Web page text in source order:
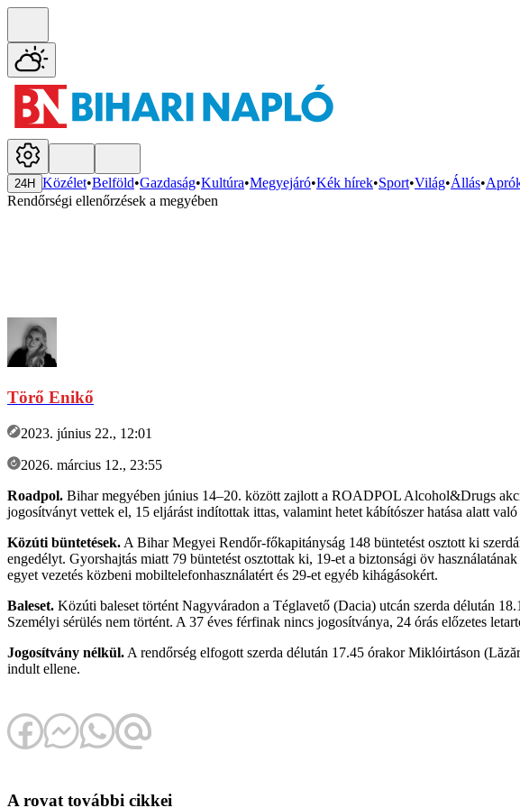
24H Közélet•Belföld•Gazdaság•Kultúra•Megyejáró•Kék hírek•Sport•Világ•Állás•
Rendőrségi ellenőrzések a megyében
Törő Enikő
2023. június 22., 12:01
2026. március 12., 23:55
Roadpol. Bihar megyében június 14–20. között zajlott a ROADPOL Alcohol&Drugs
jogosítványt vettek el, 15 eljárást indítottak ittas, valamint hetet kábítószer hatása alatt való
Közúti büntetések. A Bihar Megyei Rendőr-főkapitányság 148 büntetést osztott ki
engedélyt. Gyorshajtás miatt 79 büntetést osztottak ki, 19-et a biztonsági öv
egyet vezetés közbeni mobiltelefonhasználatért és 29-et egyéb kihágásokért.
Baleset. Közúti baleset történt Nagyváradon a Téglavető (Dacia) utcán szerda délután
Személyi sérülés nem történt. A 37 éves férfinak nincs jogosítványa, 24 órás előzetes
Jogosítvány nélkül. A rendőrség elfogott szerda délután 17.45 órakor Miklóirtáson
indult ellene.
A rovat további cikkei